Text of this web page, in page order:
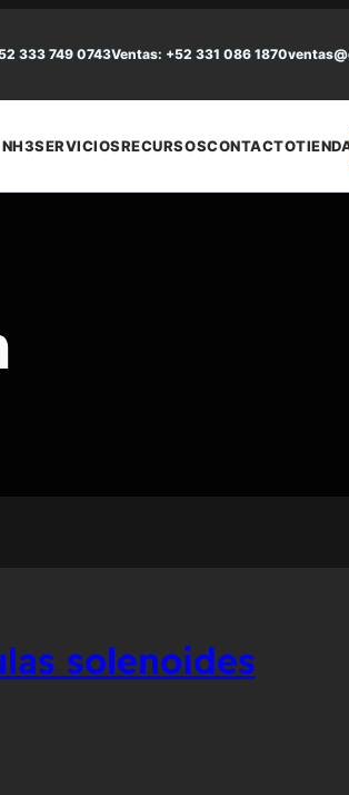
333 749 0743Ventas: +52 331 086 1870
NH3SERVICIOSRECURSOSCONTACTO
solenoides